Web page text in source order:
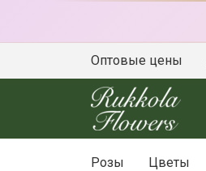
Оптовые цены
Розы Цветы